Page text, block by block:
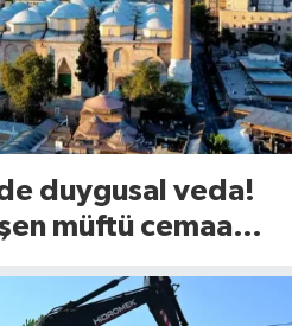
duygusal veda!
müftü cemaate